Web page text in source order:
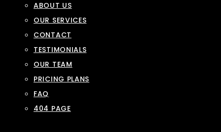
ABOUT US
OUR SERVICES
CONTACT
TESTIMONIALS
OUR TEAM
PRICING PLANS
FAQ
404 PAGE